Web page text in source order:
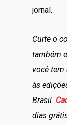
jornal.
Curte o
também
você tem
às
Brasil.
dias